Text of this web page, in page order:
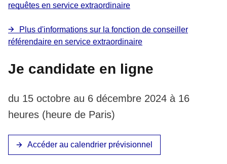
requêtes en service extraordinaire
Plus d'informations sur la fonction de conseiller
référendaire en service extraordinaire
Je candidate en ligne
du 15 octobre au 6 décembre 2024 à 16
heures (heure de Paris)
Accéder au calendrier prévisionnel